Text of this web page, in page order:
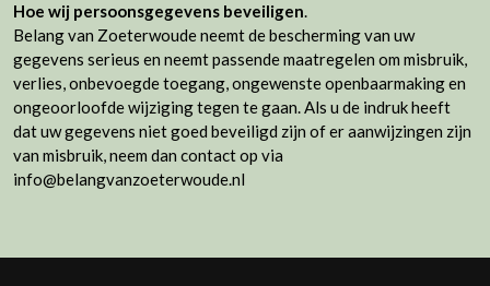
Hoe wij persoonsgegevens beveiligen.
Belang van Zoeterwoude neemt de bescherming van uw
gegevens serieus en neemt passende maatregelen om misbruik,
verlies, onbevoegde toegang, ongewenste openbaarmaking en
ongeoorloofde wijziging tegen te gaan. Als u de indruk heeft
dat uw gegevens niet goed beveiligd zijn of er aanwijzingen zijn
van misbruik, neem dan contact op via
info@belangvanzoeterwoude.nl